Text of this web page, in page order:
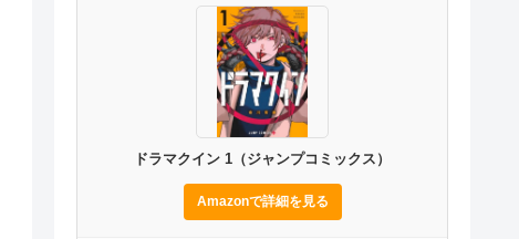
ドラマクイン 1（ジャンプコミックス）
Amazonで詳細を見る